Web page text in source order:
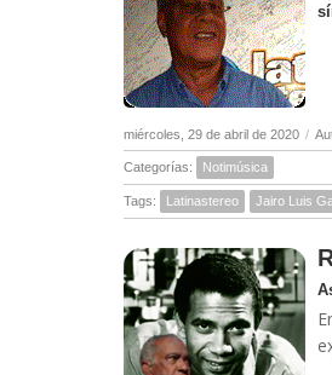
miércoles, 29 de abril de 2020 /
Categorías: Notimúsica
Tags: Latinastereo Jairo Luis